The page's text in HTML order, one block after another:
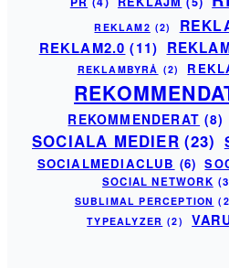
REKLAM2 (2)
REKLAM2.0 (11)
REKLAMBYRÅ (2)
REKOMMENDERAT (8)
SOCIALA MEDIER (23)
SOCIALMEDIACLUB (6)
SOCIAL NETWORK
SUBLIMAL PERCEPTION
TYPEALYZER (2)